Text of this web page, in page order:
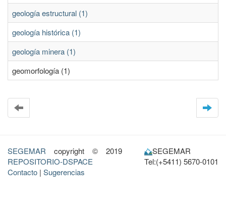
geología estructural (1)
geología histórica (1)
geología minera (1)
geomorfología (1)
SEGEMAR copyright © 2019
REPOSITORIO-DSPACE
Contacto | Sugerencias
SEGEMAR
Tel:(+5411) 5670-0101